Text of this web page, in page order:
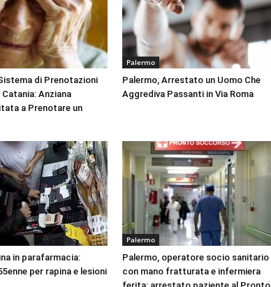
di Prenotazioni
Anziana
a Prenotare un
Palermo
Palermo, Arrestato un Uomo Che
Aggrediva Passanti in Via Roma
in parafarmacia:
per rapina e lesioni
Palermo
Palermo, operatore socio sanitario
con mano fratturata e infermiera